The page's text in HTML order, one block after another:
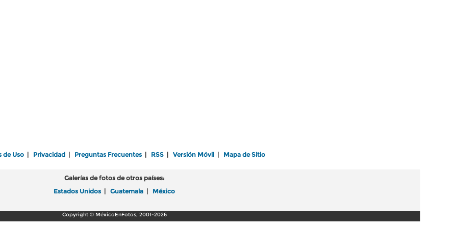
de Uso Privacidad Preguntas Frecuentes RSS Versión Móvil Mapa de Sitio
Galerías de fotos de otros países:
Estados Unidos
Guatemala México
Copyright © MéxicoEnFotos, 2001-2026